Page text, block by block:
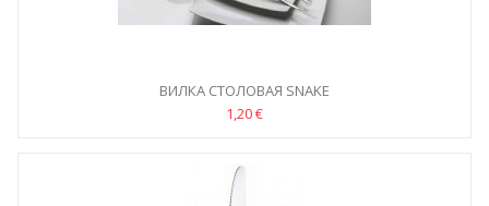
ВИЛКА СТОЛОВАЯ SNAKE
1,20 €